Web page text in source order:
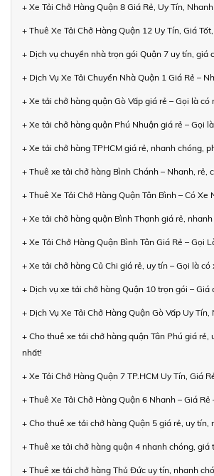
+ Xe Tải Chở Hàng Quận 8 Giá Rẻ, Uy Tín,
+ Thuê Xe Tải Chở Hàng Quận 12 Uy Tín, Giá
+ Dịch vụ chuyển nhà trọn gói Quận 7 uy tín, giá
+ Dịch Vụ Xe Tải Chuyển Nhà Quận 1 Giá Rẻ –
+ Xe tải chở hàng quận Gò Vấp giá rẻ – Gọi là có
+ Xe tải chở hàng quận Phú Nhuận giá rẻ – Gọi
+ Xe tải chở hàng TPHCM giá rẻ, nhanh chóng,
+ Thuê xe tải chở hàng Bình Chánh – Nhanh, rẻ,
+ Thuê Xe Tải Chở Hàng Quận Tân Bình – Có Xe
+ Xe tải chở hàng quận Bình Thạnh giá rẻ,
+ Xe Tải Chở Hàng Quận Bình Tân Giá Rẻ – Gọi
+ Xe tải chở hàng Củ Chi giá rẻ, uy tín – Gọi là có
+ Dịch vụ xe tải chở hàng Quận 10 trọn gói – Giá
+ Dịch Vụ Xe Tải Chở Hàng Quận Gò Vấp Uy Tín,
+ Cho thuê xe tải chở hàng quận Tân Phú giá rẻ,
nhất!
+ Xe Tải Chở Hàng Quận 7 TP.HCM Uy Tín, Giá
+ Thuê Xe Tải Chở Hàng Quận 6 Nhanh – Giá Rẻ
+ Cho thuê xe tải chở hàng Quận 5 giá rẻ, uy tín,
+ Thuê xe tải chở hàng quận 4 nhanh chóng, giá
+ Thuê xe tải chở hàng Thủ Đức uy tín, nhanh